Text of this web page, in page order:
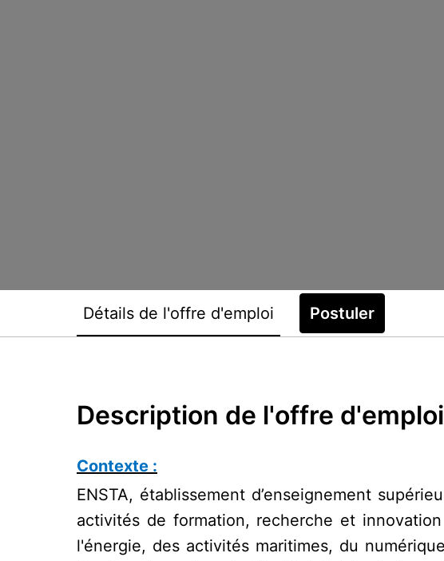
Détails de l'offre d'emploi Postuler
Description de l'offre d'emploi
Contexte :
ENSTA, établissement d’enseignement
activités de formation, recherche et
l'énergie, des activités maritimes, du